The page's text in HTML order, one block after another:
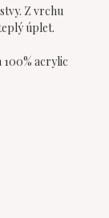
Z vrchu
úplet.
acrylic